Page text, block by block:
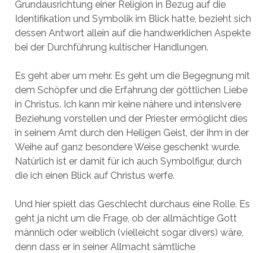
Grundausrichtung einer Religion in Bezug auf die
Identifikation und Symbolik im Blick hatte, bezieht sich
dessen Antwort allein auf die handwerklichen Aspekte
bei der Durchführung kultischer Handlungen.
Es geht aber um mehr. Es geht um die Begegnung mit
dem Schöpfer und die Erfahrung der göttlichen Liebe
in Christus. Ich kann mir keine nähere und intensivere
Beziehung vorstellen und der Priester ermöglicht dies
in seinem Amt durch den Heiligen Geist, der ihm in der
Weihe auf ganz besondere Weise geschenkt wurde.
Natürlich ist er damit für ich auch Symbolfigur, durch
die ich einen Blick auf Christus werfe.
Und hier spielt das Geschlecht durchaus eine Rolle. Es
geht ja nicht um die Frage, ob der allmächtige Gott
männlich oder weiblich (vielleicht sogar divers) wäre,
denn dass er in seiner Allmacht sämtliche